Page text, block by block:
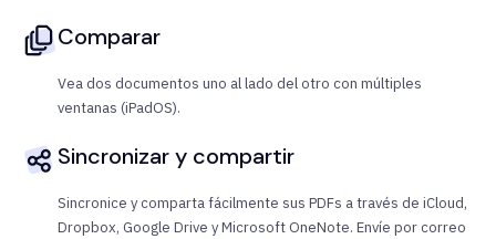
Comparar
Vea dos documentos uno al lado del otro con múltiples
ventanas (iPadOS).
Sincronizar y compartir
Sincronice y comparta fácilmente sus PDFs a través de iCloud,
Dropbox, Google Drive y Microsoft OneNote. Envíe por correo